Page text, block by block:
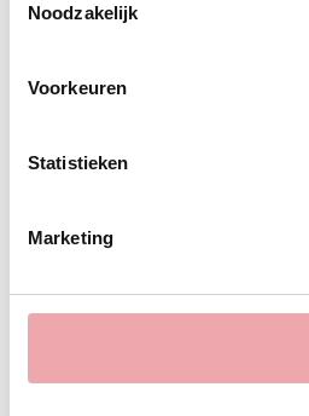
Noodzakelijk
Voorkeuren
Statistieken
Marketing